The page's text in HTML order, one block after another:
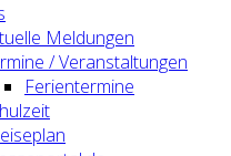
Meldungen
/ Veranstaltungen
Ferientermine